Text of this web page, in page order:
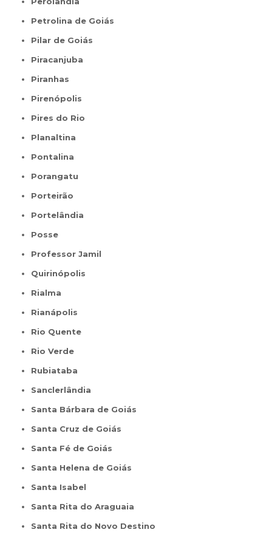
Petrolina de Goiás
Pilar de Goiás
Piracanjuba
Piranhas
Pirenópolis
Pires do Rio
Planaltina
Pontalina
Porangatu
Porteirão
Portelândia
Posse
Professor Jamil
Quirinópolis
Rialma
Rianápolis
Rio Quente
Rio Verde
Rubiataba
Sanclerlândia
Santa Bárbara de Goiás
Santa Cruz de Goiás
Santa Fé de Goiás
Santa Helena de Goiás
Santa Isabel
Santa Rita do Araguaia
Santa Rita do Novo Destino